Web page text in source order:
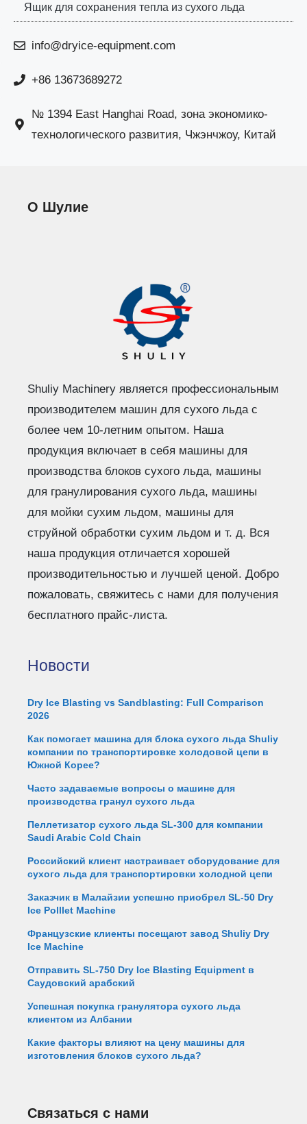
Ящик для сохранения тепла из сухого льда
info@dryice-equipment.com
+86 13673689272
№ 1394 East Hanghai Road, зона экономико-
технологического развития, Чжэнчжоу, Китай
О Шулие
Shuliy Machinery является профессиональным
производителем машин для сухого льда с
более чем 10-летним опытом. Наша
продукция включает в себя машины для
производства блоков сухого льда, машины
для гранулирования сухого льда, машины
для мойки сухим льдом, машины для
струйной обработки сухим льдом и т. д. Вся
наша продукция отличается хорошей
производительностью и лучшей ценой. Добро
пожаловать, свяжитесь с нами для получения
бесплатного прайс-листа.
Новости
Dry Ice Blasting vs Sandblasting: Full Comparison
2026
Как помогает машина для блока сухого льда Shuliy
компании по транспортировке холодовой цепи в
Южной Корее?
Часто задаваемые вопросы о машине для
производства гранул сухого льда
Пеллетизатор сухого льда SL-300 для компании
Saudi Arabic Cold Chain
Российский клиент настраивает оборудование для
сухого льда для транспортировки холодной цепи
Заказчик в Малайзии успешно приобрел SL-50 Dry
Ice Polllet Machine
Французские клиенты посещают завод Shuliy Dry
Ice Machine
Отправить SL-750 Dry Ice Blasting Equipment в
Саудовский арабский
Успешная покупка гранулятора сухого льда
клиентом из Албании
Какие факторы влияют на цену машины для
изготовления блоков сухого льда?
Связаться с нами